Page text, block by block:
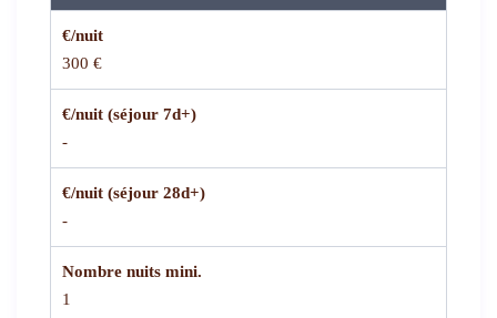
€/nuit
300 €
€/nuit (séjour 7d+)
-
€/nuit (séjour 28d+)
-
Nombre nuits mini.
1